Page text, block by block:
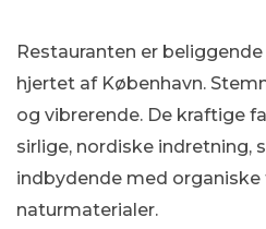
Restauranten er
hjertet af København.
og vibrerende. De kraftige
sirlige, nordiske indretning,
indbydende med
naturmaterialer.